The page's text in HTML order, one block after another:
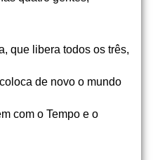
que libera todos os três,
de novo o mundo
com o Tempo e o